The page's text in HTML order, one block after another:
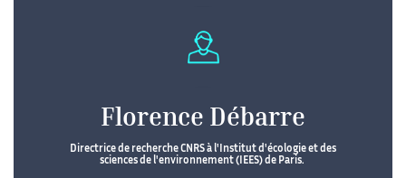
Florence Débarre
Directrice de recherche CNRS à l'Institut d'écologie et des
sciences de l'environnement (IEES) de Paris.